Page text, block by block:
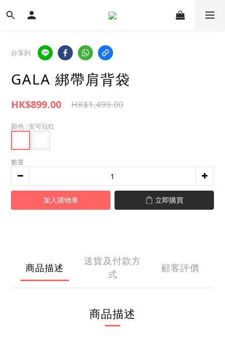
分享到
GALA 綁帶肩背袋
HK$899.00 HK$1,499.00
顏色 : 安可拉红
數量
加入購物車 立即購買
商品描述
送貨及付款方
式
顧客評價
商品描述